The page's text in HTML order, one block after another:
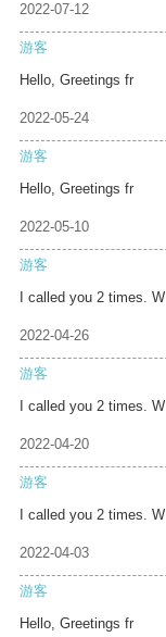
2022-07-12
游客
Hello, Greetings fr
2022-05-24
游客
Hello, Greetings fr
2022-05-10
游客
I called you 2 times. W
2022-04-26
游客
I called you 2 times. W
2022-04-20
游客
I called you 2 times. W
2022-04-03
游客
Hello, Greetings fr